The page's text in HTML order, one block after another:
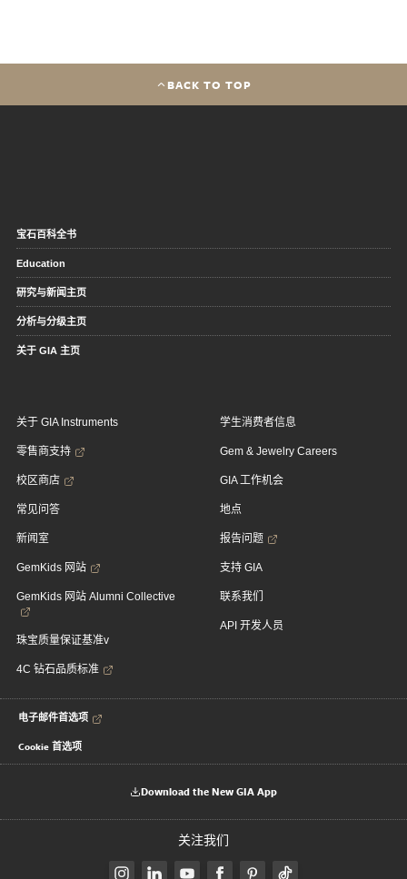
BACK TO TOP
宝石百科全书
Education
研究与新闻主页
分析与分级主页
关于 GIA 主页
关于 GIA Instruments
零售商支持
校区商店
常见问答
新闻室
GemKids 网站
GemKids 网站 Alumni Collective
珠宝质量保证基准v
4C 钻石品质标准
学生消费者信息
Gem & Jewelry Careers
GIA 工作机会
地点
报告问题
支持 GIA
联系我们
API 开发人员
电子邮件首选项
Cookie 首选项
Download the New GIA App
关注我们